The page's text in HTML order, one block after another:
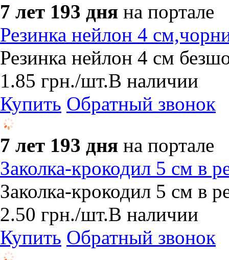
7 лет 193 дня на портале
Резинка нейлон 4
Резинка нейлон 4 см
1.85 грн./шт.В наличии
Купить Обратный звонок
7 лет 193 дня на портале
Заколка-крокодил 5 см в
Заколка-крокодил 5 см в
2.50 грн./шт.В наличии
Купить Обратный звонок